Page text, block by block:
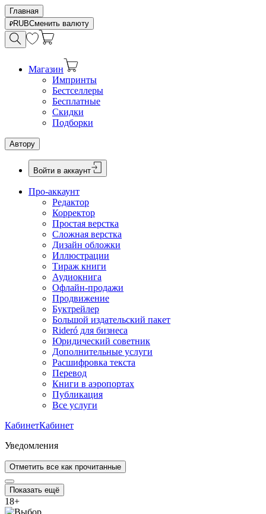
Главная
RUBСменить валюту
Магазин
Импринты
Бестселлеры
Бесплатные
Скидки
Подборки
Автору
Войти в аккаунт
Про-аккаунт
Редактор
Корректор
Простая верстка
Сложная верстка
Дизайн обложки
Иллюстрации
Тираж книги
Аудиокнига
Офлайн-продажи
Продвижение
Буктрейлер
Большой издательский пакет
Rideró для бизнеса
Юридический советник
Дополнительные услуги
Расшифровка текста
Перевод
Книги в аэропортах
Публикация
Все услуги
КабинетКабинет
Уведомления
Отметить все как прочитанные
Показать ещё
18+